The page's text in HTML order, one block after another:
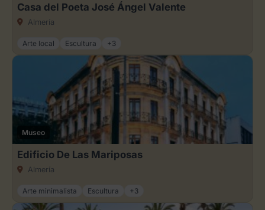
Casa del Poeta José Ángel Valente
Almería
Arte local Escultura +3
Museo
Edificio De Las Mariposas
Almería
Arte minimalista Escultura +3